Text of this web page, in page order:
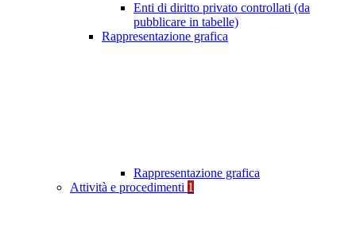
Enti di diritto privato controllati (da
pubblicare in tabelle)
Rappresentazione grafica
Rappresentazione grafica
Attività e procedimenti 1